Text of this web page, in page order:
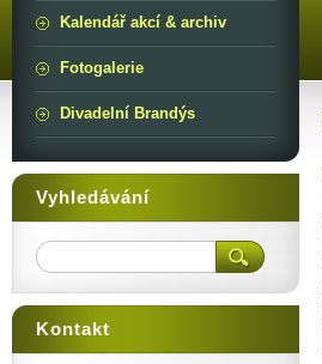
Kalendář akcí & archiv
Fotogalerie
Divadelní Brandýs
Vyhledávání
Kontakt